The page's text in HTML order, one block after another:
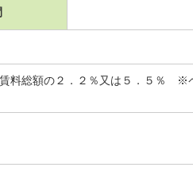
料総額の２．２％又は５．５％ ※